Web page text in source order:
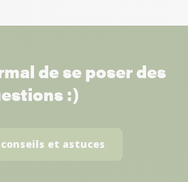
de se poser des
:)
et astuces